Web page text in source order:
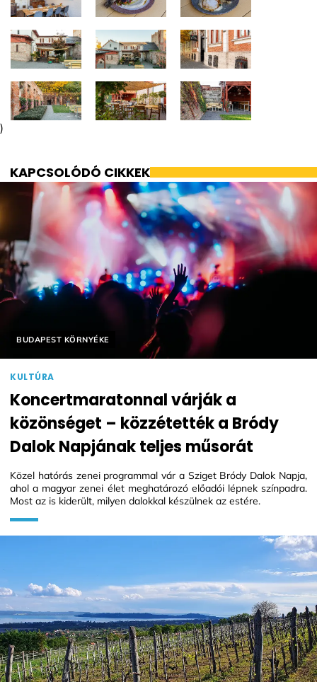
)
KAPCSOLÓDÓ CIKKEK
Helyszín címkék:
BUDAPEST KÖRNYÉKE
KULTÚRA
Koncertmaratonnal várják a
közönséget – közzétették a Bródy
Dalok Napjának teljes műsorát
Közel hatórás zenei programmal vár a Sziget Bródy Dalok Napja,
ahol a magyar zenei élet meghatározó előadói lépnek színpadra.
Most az is kiderült, milyen dalokkal készülnek az estére.